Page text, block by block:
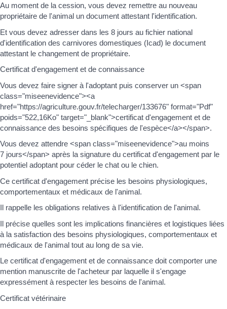
Au moment de la cession, vous devez remettre au nouveau
propriétaire de l'animal un document attestant l'identification.
Et vous devez adresser dans les 8 jours au fichier national
d'identification des carnivores domestiques (Icad) le document
attestant le changement de propriétaire.
Certificat d'engagement et de connaissance
Vous devez faire signer à l'adoptant puis conserver un <span
class="miseenevidence"><a
href="https://agriculture.gouv.fr/telecharger/133676" format="Pdf"
poids="522,16Ko" target="_blank">certificat d'engagement et de
connaissance des besoins spécifiques de l'espèce</a></span>.
Vous devez attendre <span class="miseenevidence">au moins
7 jours</span> après la signature du certificat d'engagement par le
potentiel adoptant pour céder le chat ou le chien.
Ce certificat d'engagement précise les besoins physiologiques,
comportementaux et médicaux de l'animal.
Il rappelle les obligations relatives à l'identification de l'animal.
Il précise quelles sont les implications financières et logistiques liées
à la satisfaction des besoins physiologiques, comportementaux et
médicaux de l'animal tout au long de sa vie.
Le certificat d'engagement et de connaissance doit comporter une
mention manuscrite de l'acheteur par laquelle il s'engage
expressément à respecter les besoins de l'animal.
Certificat vétérinaire